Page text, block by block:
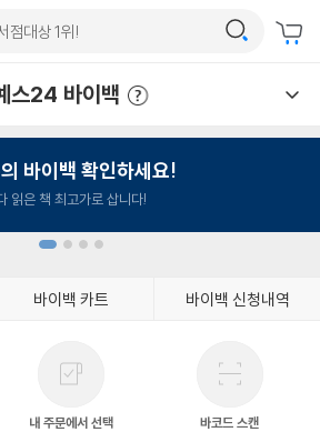
스24 바이백
바이백 확인하세요!
읽은 책 최고가로 삽니다!
바이백 카트 바이백 신청내역
내 주문에서 선택 바코드 스캔